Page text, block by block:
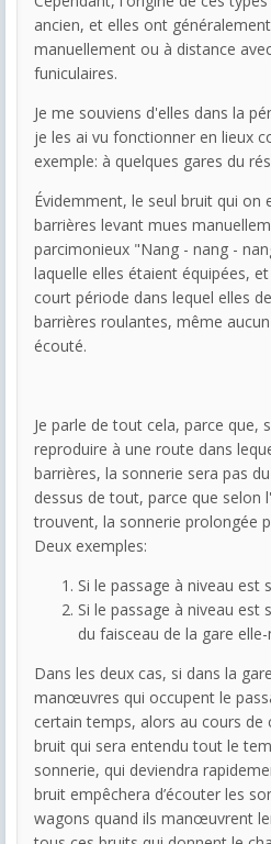
ancien, et elles ont
manuellement ou à distance
funiculaires.
Je me souviens d'elles dans la
je les ai vu fonctionner en lieux
exemple: à quelques gares du
Évidemment, le seul bruit qui on
barrières levant mues
parcimonieux "Nang - nang -
laquelle elles étaient équipées,
court période dans lequel elles
barrières roulantes, même
écouté.
Je parle de tout cela, parce que,
reproduire à une route dans
barrières, la sonnerie sera pas
dessus de tout, parce que selon
trouvent, la sonnerie prolongée
Deux exemples:
Si le passage à niveau est
Si le passage à niveau est
du faisceau de la gare
Dans les deux cas, si dans la
manœuvres qui occupent le
certain temps, alors au cours
bruit qui sera entendu tout le
sonnerie, qui deviendra
bruit empêchera d’écouter les
wagons quand ils manœuvrent